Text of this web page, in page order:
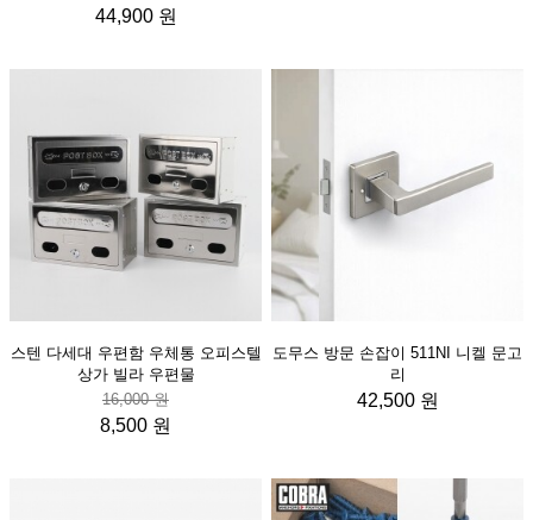
44,900 원
스텐 다세대 우편함 우체통 오피스텔
상가 빌라 우편물
16,000 원
8,500 원
도무스 방문 손잡이 511NI 니켈 문고
리
42,500 원